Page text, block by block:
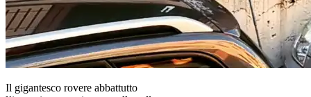
Il gigantesco rovere abbattutto